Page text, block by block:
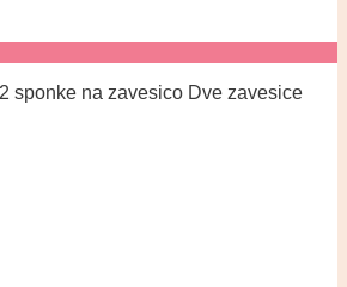
sponke na zavesico Dve zavesice